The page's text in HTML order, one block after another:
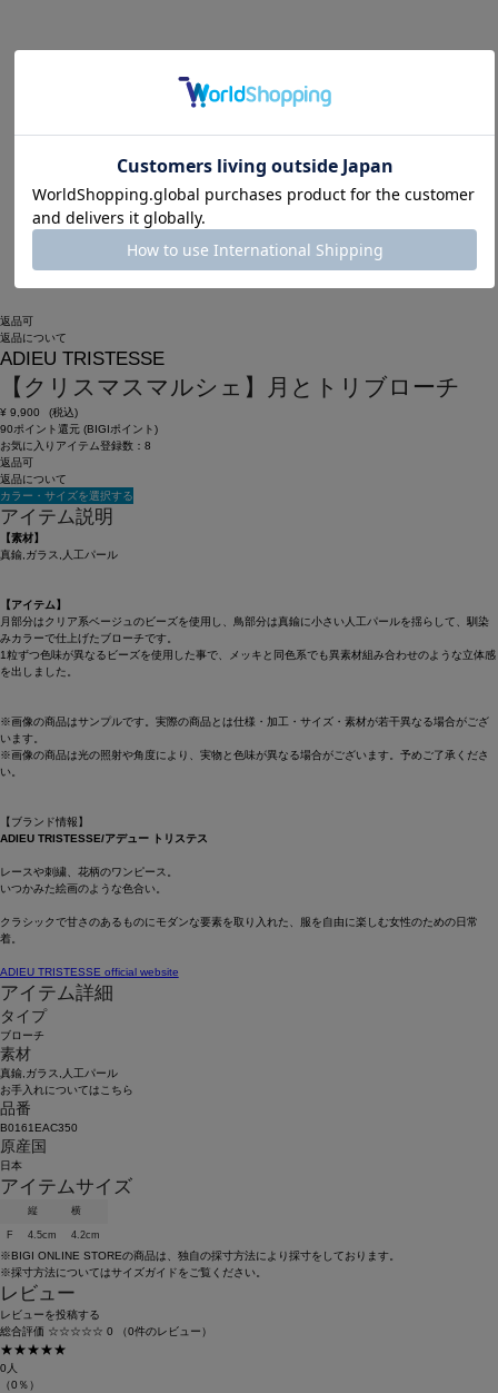
返品可
返品について
ADIEU TRISTESSE
【クリスマスマルシェ】月とトリブローチ
¥ 9,900
(税込)
90ポイント還元 (BIGIポイント)
お気に入りアイテム登録数： 8
返品可
返品について
カラー・サイズを選択する
アイテム説明
【素材】
真鍮,ガラス,人工パール
【アイテム】
月部分はクリア系ベージュのビーズを使用し、鳥部分は真鍮に小さい人工パールを揺らして、馴染
みカラーで仕上げたブローチです。
1粒ずつ色味が異なるビーズを使用した事で、メッキと同色系でも異素材組み合わせのような立体感
を出しました。
※画像の商品はサンプルです。実際の商品とは仕様・加工・サイズ・素材が若干異なる場合がござ
います。
※画像の商品は光の照射や角度により、実物と色味が異なる場合がございます。予めご了承くださ
い。
【ブランド情報】
ADIEU TRISTESSE/アデュー トリステス
レースや刺繍、花柄のワンピース。
いつかみた絵画のような色合い。
クラシックで甘さのあるものにモダンな要素を取り入れた、服を自由に楽しむ女性のための日常
着。
ADIEU TRISTESSE official website
アイテム詳細
タイプ
ブローチ
素材
真鍮,ガラス,人工パール
お手入れについてはこちら
品番
B0161EAC350
原産国
日本
アイテムサイズ
縦 横
F 4.5cm 4.2cm
※BIGI ONLINE STOREの商品は、独自の採寸方法により採寸をしております。
※採寸方法についてはサイズガイドをご覧ください。
レビュー
レビューを投稿する
総合評価 ☆☆☆☆☆ 0 （0件のレビュー）
★★★★★
0人
（0％）